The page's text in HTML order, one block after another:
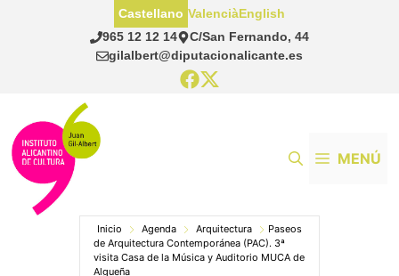
965 12 12 14
C/San Fernando, 44
gilalbert@diputacionalicante.es
Castellano ValenciàEnglish
MENÚ
Inicio Agenda Arquitectura
Paseos
de Arquitectura Contemporánea (PAC). 3ª
visita Casa de la Música y Auditorio MUCA de
Algueña